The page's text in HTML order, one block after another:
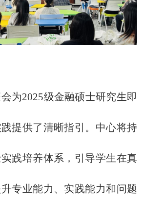
为2025级金融硕士研究生即
提供了清晰指引。中心将持
践培养体系，引导学生在真
专业能力、实践能力和问题